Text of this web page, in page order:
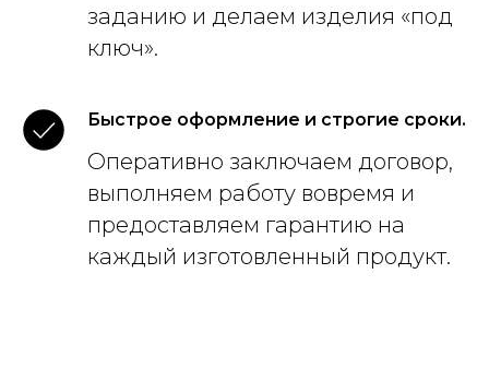
заданию и делаем изделия «под
ключ».
Быстрое оформление и строгие сроки.
Оперативно заключаем договор,
выполняем работу вовремя и
предоставляем гарантию на
каждый изготовленный продукт.